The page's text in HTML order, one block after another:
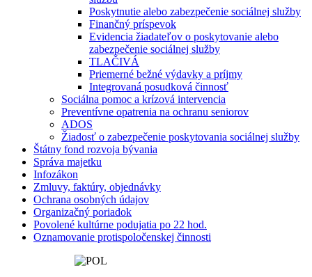
Poskytnutie alebo zabezpečenie sociálnej služby
Finančný príspevok
Evidencia žiadateľov o poskytovanie alebo
zabezpečenie sociálnej služby
TLAČIVÁ
Priemerné bežné výdavky a príjmy
Integrovaná posudková činnosť
Sociálna pomoc a krízová intervencia
Preventívne opatrenia na ochranu seniorov
ADOS
Žiadosť o zabezpečenie poskytovania sociálnej služby
Štátny fond rozvoja bývania
Správa majetku
Infozákon
Zmluvy, faktúry, objednávky
Ochrana osobných údajov
Organizačný poriadok
Povolené kultúrne podujatia po 22 hod.
Oznamovanie protispoločenskej činnosti